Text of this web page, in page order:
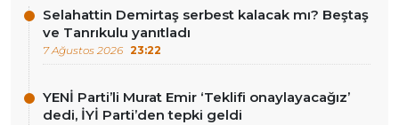
Selahattin Demirtaş serbest kalacak mı? Beştaş
ve Tanrıkulu yanıtladı
7 Ağustos 2026 23:22
YENİ Parti’li Murat Emir ‘Teklifi onaylayacağız’
dedi, İYİ Parti’den tepki geldi